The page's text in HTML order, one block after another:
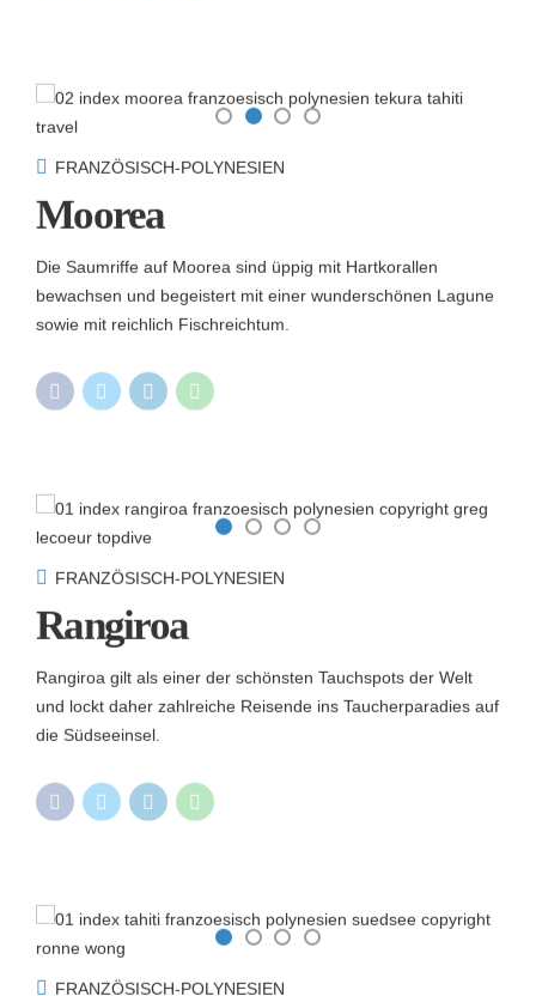
FRANZÖSISCH-POLYNESIEN
Moorea
Die Saumriffe auf Moorea sind üppig mit Hartkorallen
bewachsen und begeistert mit einer wunderschönen Lagune
sowie mit reichlich Fischreichtum.
FRANZÖSISCH-POLYNESIEN
Rangiroa
Rangiroa gilt als einer der schönsten Tauchspots der Welt
und lockt daher zahlreiche Reisende ins Taucherparadies auf
die Südseeinsel.
FRANZÖSISCH-POLYNESIEN